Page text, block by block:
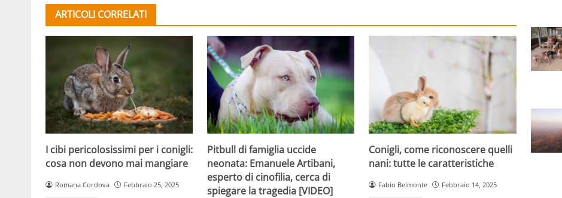
ARTICOLI CORRELATI
I cibi pericolosissimi per i conigli:
cosa non devono mai mangiare
Romana Cordova Febbraio 25, 2025
Pitbull di famiglia uccide
neonata: Emanuele Artibani,
esperto di cinofilia, cerca di
spiegare la tragedia [VIDEO]
Conigli, come riconoscere quelli
nani: tutte le caratteristiche
Fabio Belmonte Febbraio 14, 2025